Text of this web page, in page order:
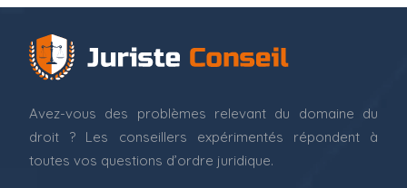
Avez-vous des problèmes relevant du domaine du
droit ? Les conseillers expérimentés répondent à
toutes vos questions d’ordre juridique.